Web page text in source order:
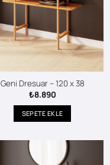
Geni Dresuar – 120 x 38
₺8.890
SEPETE EKLE